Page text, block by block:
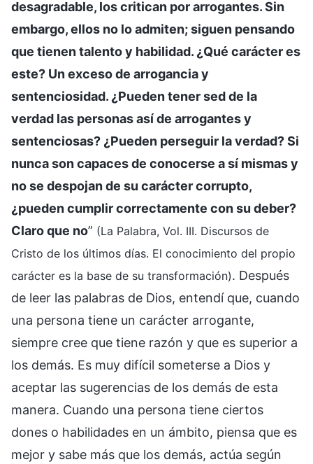
desagradable, los critican por arrogantes. Sin
embargo, ellos no lo admiten; siguen pensando
que tienen talento y habilidad. ¿Qué carácter es
este? Un exceso de arrogancia y
sentenciosidad. ¿Pueden tener sed de la
verdad las personas así de arrogantes y
sentenciosas? ¿Pueden perseguir la verdad? Si
nunca son capaces de conocerse a sí mismas y
no se despojan de su carácter corrupto,
¿pueden cumplir correctamente con su deber?
Claro que no” (La Palabra, Vol. III. Discursos de
Cristo de los últimos días. El conocimiento del propio
carácter es la base de su transformación). Después
de leer las palabras de Dios, entendí que, cuando
una persona tiene un carácter arrogante,
siempre cree que tiene razón y que es superior a
los demás. Es muy difícil someterse a Dios y
aceptar las sugerencias de los demás de esta
manera. Cuando una persona tiene ciertos
dones o habilidades en un ámbito, piensa que es
mejor y sabe más que los demás, actúa según